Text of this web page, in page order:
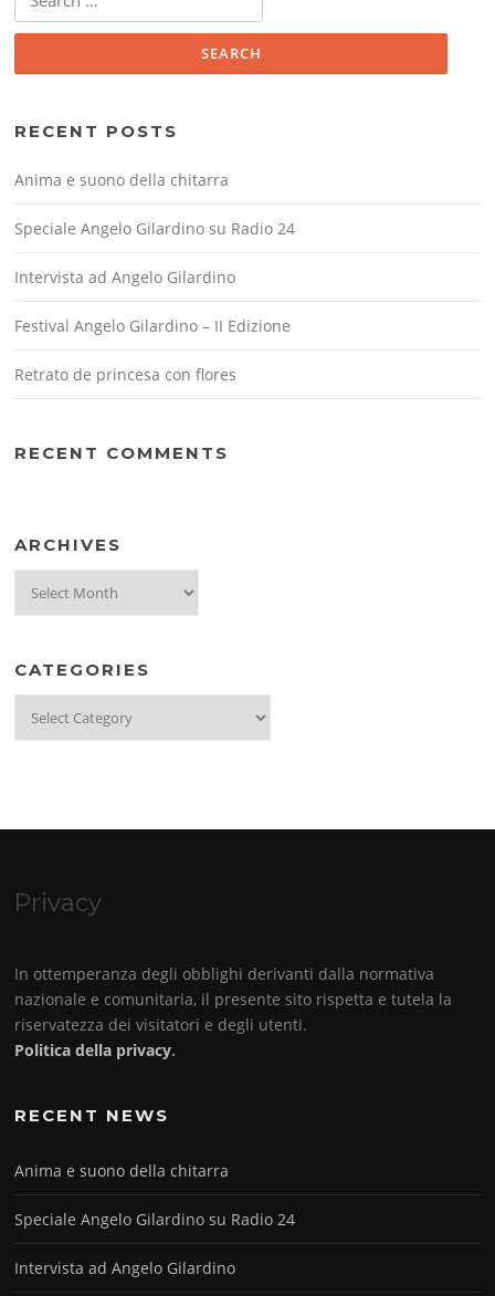
for:
RECENT POSTS
Anima e suono della chitarra
Speciale Angelo Gilardino su Radio 24
Intervista ad Angelo Gilardino
Festival Angelo Gilardino – II Edizione
Retrato de princesa con flores
RECENT COMMENTS
ARCHIVES
CATEGORIES
Privacy
In ottemperanza degli obblighi derivanti dalla normativa
nazionale e comunitaria, il presente sito rispetta e tutela la
riservatezza dei visitatori e degli utenti.
Politica della privacy.
RECENT NEWS
Anima e suono della chitarra
Speciale Angelo Gilardino su Radio 24
Intervista ad Angelo Gilardino